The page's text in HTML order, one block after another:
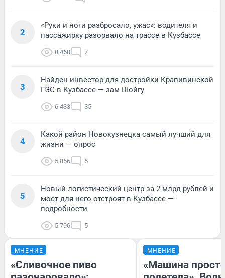
2
«Руки и ноги разбросало, ужас»: водителя и
пассажирку разорвало на трассе в Кузбассе
8 460 7
3
Найден инвестор для достройки Крапивинской
ГЭС в Кузбассе — зам Шойгу
6 433 35
4
Какой район Новокузнецка самый лучший для
жизни — опрос
5 856 5
5
Новый логистический центр за 2 млрд рублей и
мост для него отстроят в Кузбассе —
подробности
5 796 5
МНЕНИЕ
«Сливочное пиво
МНЕНИЕ
«Машина